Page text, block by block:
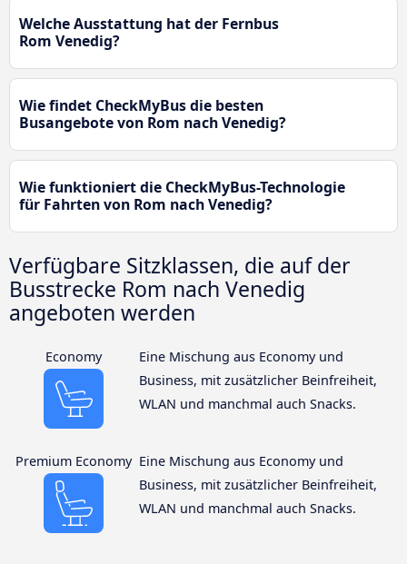
Welche Ausstattung hat der Fernbus
Rom Venedig?
Wie findet CheckMyBus die besten
Busangebote von Rom nach Venedig?
Wie funktioniert die CheckMyBus-Technologie
für Fahrten von Rom nach Venedig?
Verfügbare Sitzklassen, die auf der
Busstrecke Rom nach Venedig
angeboten werden
Economy
Eine Mischung aus Economy und
Business, mit zusätzlicher Beinfreiheit,
WLAN und manchmal auch Snacks.
Premium Economy Eine Mischung aus Economy und
Business, mit zusätzlicher Beinfreiheit,
WLAN und manchmal auch Snacks.